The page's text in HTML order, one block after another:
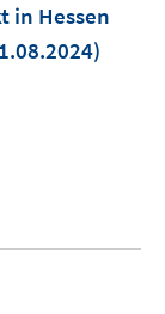
in Hessen